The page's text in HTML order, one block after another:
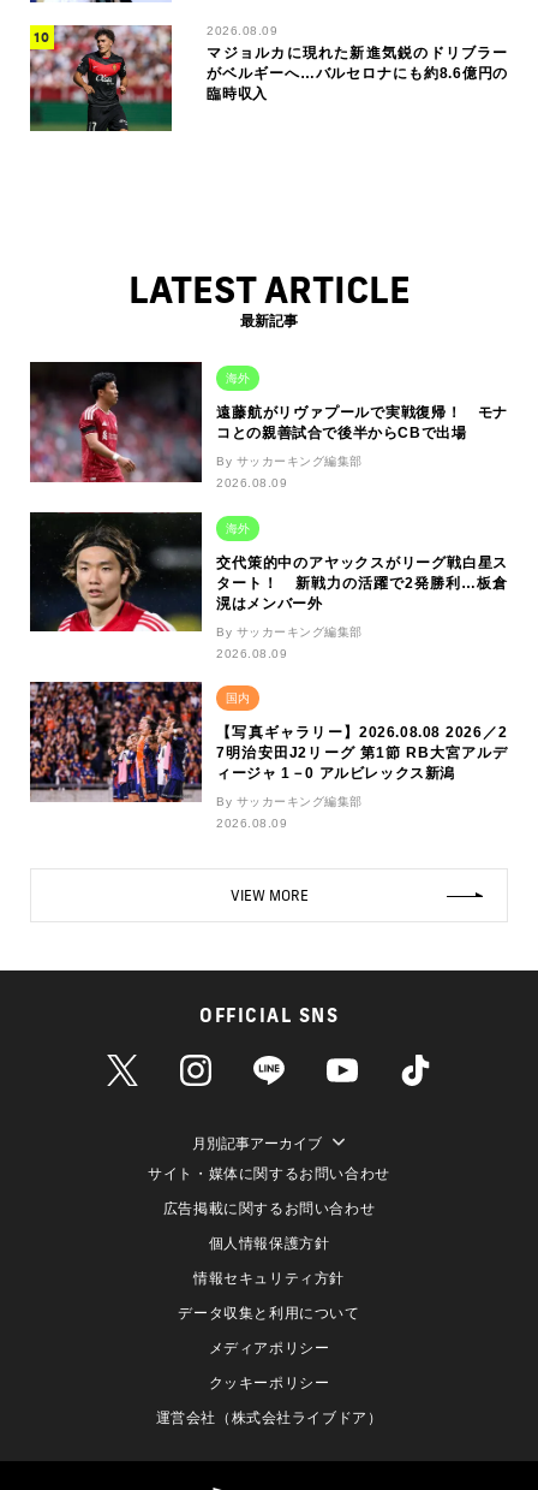
2026.08.09
マジョルカに現れた新進気鋭のドリブラー
がベルギーへ…バルセロナにも約8.6億円の
臨時収入
LATEST ARTICLE
最新記事
海外
遠藤航がリヴァプールで実戦復帰！ モナ
コとの親善試合で後半からCBで出場
By サッカーキング編集部
2026.08.09
海外
交代策的中のアヤックスがリーグ戦白星ス
タート！ 新戦力の活躍で2発勝利…板倉
滉はメンバー外
By サッカーキング編集部
2026.08.09
国内
【写真ギャラリー】2026.08.08 2026／2
7明治安田J2リーグ 第1節 RB大宮アルデ
ィージャ 1－0 アルビレックス新潟
By サッカーキング編集部
2026.08.09
VIEW MORE
OFFICIAL SNS
月別記事アーカイブ
サイト・媒体に関するお問い合わせ
広告掲載に関するお問い合わせ
個人情報保護方針
情報セキュリティ方針
データ収集と利用について
メディアポリシー
クッキーポリシー
運営会社（株式会社ライブドア）